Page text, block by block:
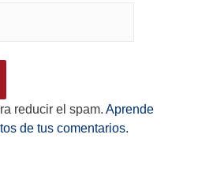
reducir el spam. Aprende
de tus comentarios.